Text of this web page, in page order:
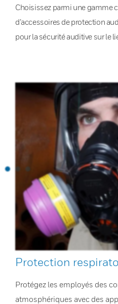
Choisissez parmi une gamme
d’accessoires de protection
pour la sécurité auditive sur le
Protection
Protégez les employés des
atmosphériques avec des